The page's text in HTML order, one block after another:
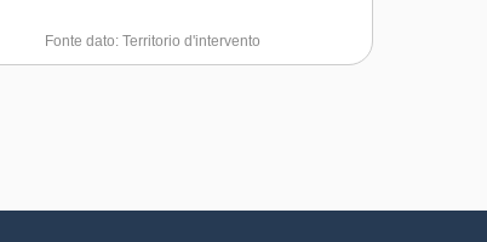
Fonte dato: Territorio d'intervento